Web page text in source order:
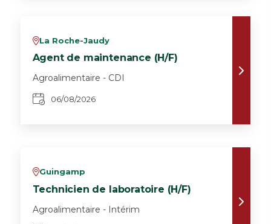
vLa Roche-Jaudy
Agent de maintenance (H/F)
Agroalimentaire - CDI
06/08/2026
vGuingamp
Technicien de laboratoire (H/F)
Agroalimentaire - Intérim